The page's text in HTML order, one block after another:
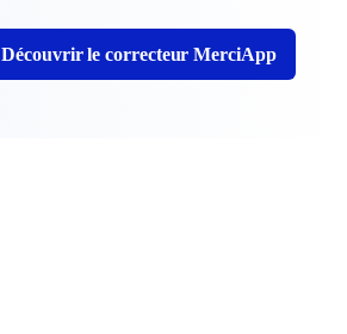
Découvrir le correcteur MerciApp